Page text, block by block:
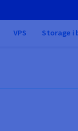
VPS Storage i